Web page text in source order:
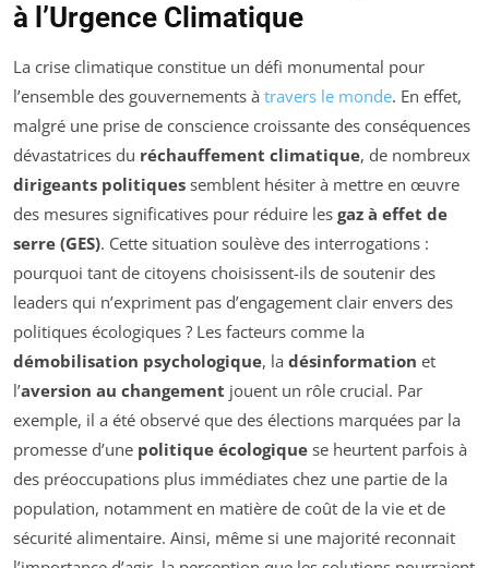
à l’Urgence Climatique
La crise climatique constitue un défi monumental pour
l’ensemble des gouvernements à travers le monde. En effet,
malgré une prise de conscience croissante des conséquences
dévastatrices du réchauffement climatique, de nombreux
dirigeants politiques semblent hésiter à mettre en œuvre
des mesures significatives pour réduire les gaz à effet de
serre (GES). Cette situation soulève des interrogations :
pourquoi tant de citoyens choisissent-ils de soutenir des
leaders qui n’expriment pas d’engagement clair envers des
politiques écologiques ? Les facteurs comme la
démobilisation psychologique, la désinformation et
l’aversion au changement jouent un rôle crucial. Par
exemple, il a été observé que des élections marquées par la
promesse d’une politique écologique se heurtent parfois à
des préoccupations plus immédiates chez une partie de la
population, notamment en matière de coût de la vie et de
sécurité alimentaire. Ainsi, même si une majorité reconnait